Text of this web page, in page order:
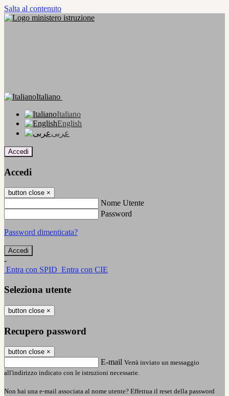
Salta al contenuto
Italiano
Italiano
English
عربى
Accedi
Accedi
button close ×
Nome Utente
Password
Password dimenticata?
-
Entra con SPID Entra con CIE
Seleziona utente
button close ×
Recupero password
button close ×
E-mail Verrà inviato un messaggio
all'indirizzo indicato con le istruzioni necessarie.
Non hai una e-mail associata al nome utente? Effettua il reset della password